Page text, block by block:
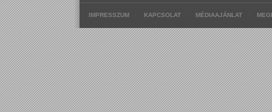
IMPRESSZUM KAPCSOLAT MÉDIAAJÁNLAT